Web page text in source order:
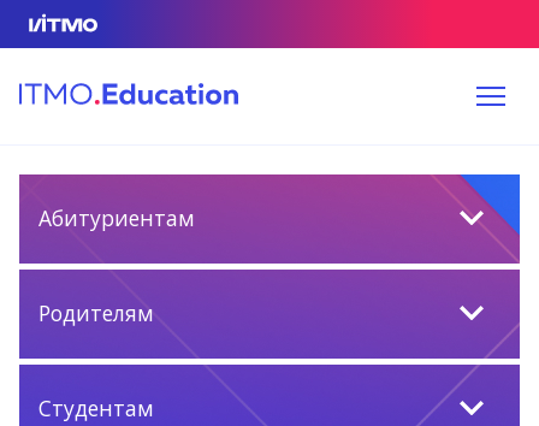
Абитуриентам
Родителям
Студентам